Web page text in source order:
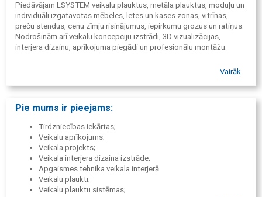
Piedāvājam LSYSTEM veikalu plauktus, metāla plauktus, moduļu un
individuāli izgatavotas mēbeles, letes un kases zonas, vitrīnas,
preču stendus, cenu zīmju risinājumus, iepirkumu grozus un ratiņus.
Nodrošinām arī veikalu koncepciju izstrādi, 3D vizualizācijas,
interjera dizainu, aprīkojuma piegādi un profesionālu montāžu.
Vairāk
Pie mums ir pieejams:
Tirdzniecības iekārtas;
Veikalu aprīkojums;
Veikala projekts;
Veikala interjera dizaina izstrāde;
Apgaismes tehnika veikala interjerā
Veikalu plaukti;
Veikalu plauktu sistēmas;